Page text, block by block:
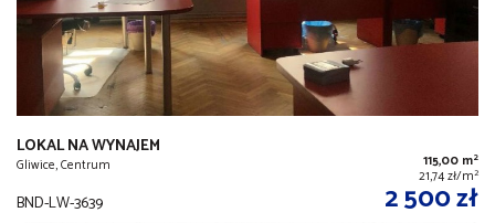
LOKAL NA WYNAJEM
Gliwice, Centrum 115,00 m2
21,74 zł/m2
BND-LW-3639 2 500 zł